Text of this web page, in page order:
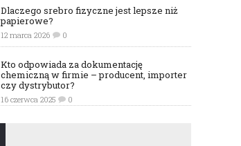
Dlaczego srebro fizyczne jest lepsze niż
papierowe?
12 marca 2026 0
Kto odpowiada za dokumentację
chemiczną w firmie – producent, importer
czy dystrybutor?
16 czerwca 2025 0